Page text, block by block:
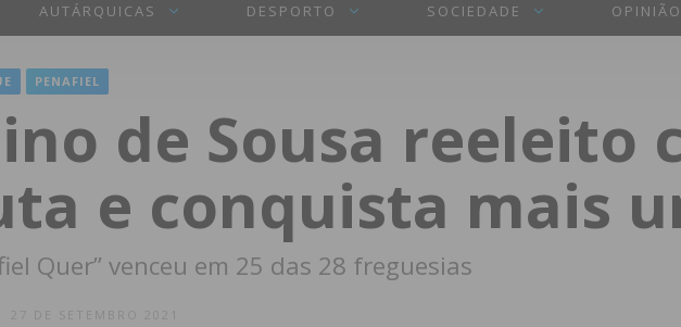
AUTÁRQUICAS DESPORTO SOCIEDADE OPINIÃO
PENAFIEL
de Sousa reeleito
e conquista mais
Quer” venceu em 25 das 28 freguesias
27 DE SETEMBRO 2021